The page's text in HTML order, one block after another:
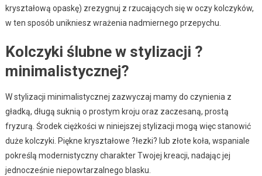
kryształową opaskę) zrezygnuj z rzucających się w oczy kolczyków,
w ten sposób unikniesz wrażenia nadmiernego przepychu.
Kolczyki ślubne w stylizacji ?
minimalistycznej?
W stylizacji minimalistycznej zazwyczaj mamy do czynienia z
gładką, długą suknią o prostym kroju oraz zaczesaną, prostą
fryzurą. Środek ciężkości w niniejszej stylizacji mogą więc stanowić
duże kolczyki. Piękne kryształowe ?łezki? lub złote koła, wspaniale
pokreślą modernistyczny charakter Twojej kreacji, nadając jej
jednocześnie niepowtarzalnego blasku.